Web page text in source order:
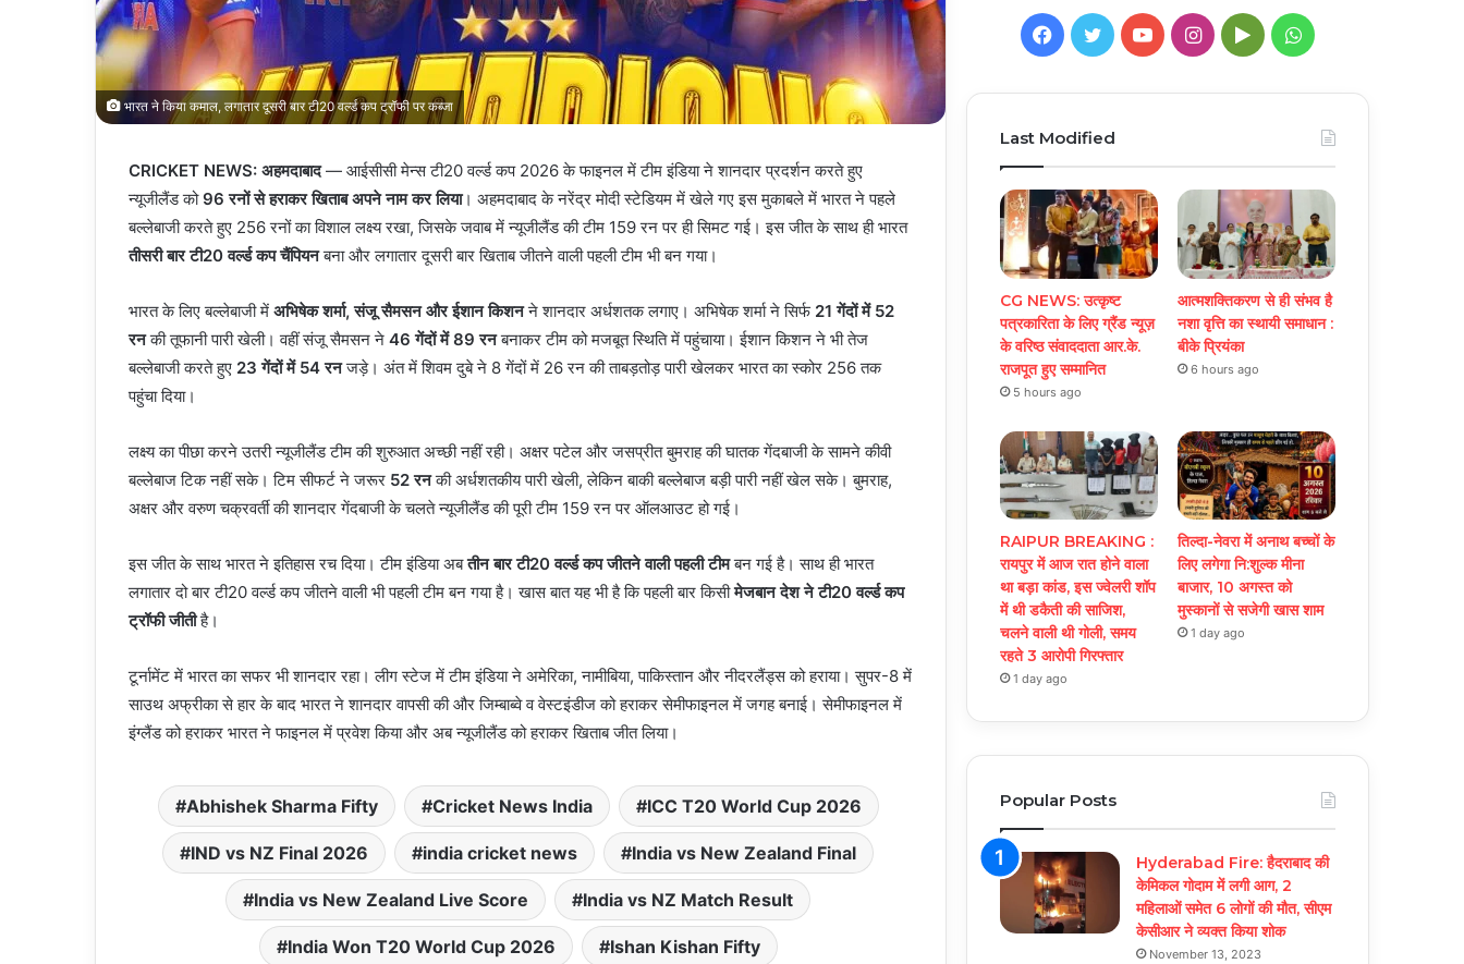
भारत ने किया कमाल, लगातार दूसरी बार टी20 वर्ल्ड कप ट्रॉफी पर कब्जा
CRICKET NEWS: अहमदाबाद— आईसीसी मेन्स टी20 वर्ल्ड कप 2026 के फाइनल में टीम इंडिया ने शानदार प्रदर्शन करते हुए
न्यूजीलैंड को96 रनों से हराकर खिताब अपने नाम कर लिया। अहमदाबाद के नरेंद्र मोदी स्टेडियम में खेले गए इस मुकाबले में भारत ने पहले
बल्लेबाजी करते हुए 256 रनों का विशाल लक्ष्य रखा, जिसके जवाब में न्यूजीलैंड की टीम 159 रन पर ही सिमट गई। इस जीत के साथ ही भारत
तीसरी बार टी20 वर्ल्ड कप चैंपियनबना और लगातार दूसरी बार खिताब जीतने वाली पहली टीम भी बन गया।
भारत के लिए बल्लेबाजी में अभिषेक शर्मा, संजू सैमसन और ईशान किशनने शानदार अर्धशतक लगाए। अभिषेक शर्मा ने सिर्फ 21 गेंदों में 52
रनकी तूफानी पारी खेली। वहीं संजू सैमसन ने 46 गेंदों में 89 रनबनाकर टीम को मजबूत स्थिति में पहुंचाया। ईशान किशन ने भी तेज
बल्लेबाजी करते हुए 23 गेंदों में 54 रनजड़े। अंत में शिवम दुबे ने 8 गेंदों में 26 रन की ताबड़तोड़ पारी खेलकर भारत का स्कोर 256 तक
पहुंचा दिया।
लक्ष्य का पीछा करने उतरी न्यूजीलैंड टीम की शुरुआत अच्छी नहीं रही। अक्षर पटेल और जसप्रीत बुमराह की घातक गेंदबाजी के सामने कीवी
बल्लेबाज टिक नहीं सके। टिम सीफर्ट ने जरूर 52 रनकी अर्धशतकीय पारी खेली, लेकिन बाकी बल्लेबाज बड़ी पारी नहीं खेल सके। बुमराह,
अक्षर और वरुण चक्रवर्ती की शानदार गेंदबाजी के चलते न्यूजीलैंड की पूरी टीम 159 रन पर ऑलआउट हो गई।
इस जीत के साथ भारत ने इतिहास रच दिया। टीम इंडिया अबतीन बार टी20 वर्ल्ड कप जीतने वाली पहली टीमबन गई है। साथ ही भारत
लगातार दो बार टी20 वर्ल्ड कप जीतने वाली भी पहली टीम बन गया है। खास बात यह भी है कि पहली बार किसीमेजबान देश ने टी20 वर्ल्ड कप
ट्रॉफी जीतीहै।
टूर्नामेंट में भारत का सफर भी शानदार रहा। लीग स्टेज में टीम इंडिया ने अमेरिका, नामीबिया, पाकिस्तान और नीदरलैंड्स को हराया। सुपर-8 में
साउथ अफ्रीका से हार के बाद भारत ने शानदार वापसी की और जिम्बाब्वे व वेस्टइंडीज को हराकर सेमीफाइनल में जगह बनाई। सेमीफाइनल में
इंग्लैंड को हराकर भारत ने फाइनल में प्रवेश किया और अब न्यूजीलैंड को हराकर खिताब जीत लिया।
Abhishek Sharma Fifty Cricket News India ICC T20 World Cup 2026
IND vs NZ Final 2026 india cricket news India vs New Zealand Final
India vs New Zealand Live Score India vs NZ Match Result
India Won T20 World Cup 2026 Ishan Kishan Fifty
Facebook
TwitterYouTubeInstagram
GoogleWhatsApp
Last Modified
CG NEWS: उत्कृष्ट
पत्रकारिता के लिए ग्रैंड न्यूज़
के वरिष्ठ संवाददाता आर.के.
राजपूत हुए सम्मानित
5 hours ago
आत्मशक्तिकरण से ही संभव है
नशा वृत्ति का स्थायी समाधान :
बीके प्रियंका
6 hours ago
RAIPUR BREAKING :
रायपुर में आज रात होने वाला
था बड़ा कांड, इस ज्वेलरी शॉप
में थी डकैती की साजिश,
चलने वाली थी गोली, समय
रहते 3 आरोपी गिरफ्तार
1 day ago
तिल्दा-नेवरा में अनाथ बच्चों के
लिए लगेगा नि:शुल्क मीना
बाजार, 10 अगस्त को
मुस्कानों से सजेगी खास शाम
1 day ago
Popular Posts
Hyderabad Fire: हैदराबाद की
केमिकल गोदाम में लगी आग, 2
महिलाओं समेत 6 लोगों की मौत, सीएम
केसीआर ने व्यक्त किया शोक
November 13, 2023